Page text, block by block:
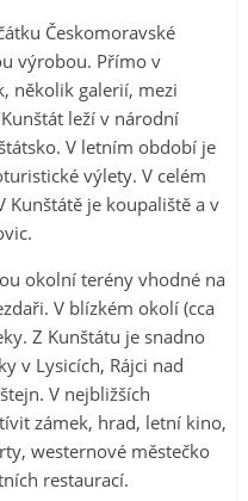
Českomoravské
výrobou. Přímo v
několik galerií, mezi
leží v národní
V letním období je
výlety. V celém
Kunštátě je koupaliště a v
okolní terény vhodné na
V blízkém okolí (cca
Z Kunštátu je snadno
v Lysicích, Rájci nad
V nejbližších
zámek, hrad, letní kino,
westernové městečko
restaurací.